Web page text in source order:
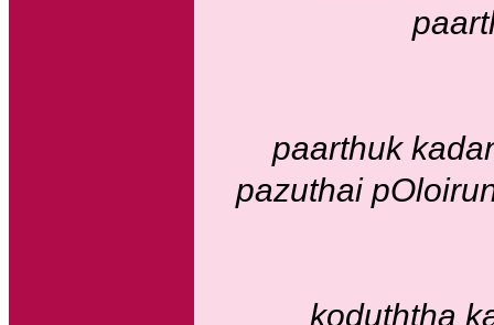
paarthuk
pazuthai
koduththa